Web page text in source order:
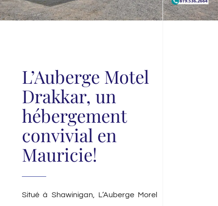
L’Auberge Motel
Drakkar, un
hébergement
convivial en
Mauricie!
Situé à Shawinigan, L’Auberge Morel